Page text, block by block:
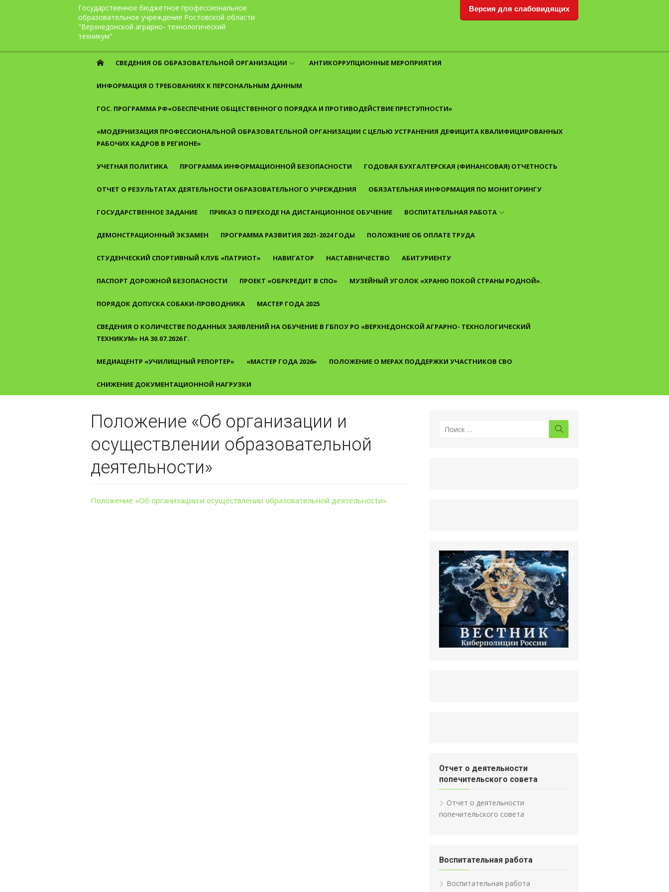
Перейти к содержаниюГосударственное бюджетное профессиональное
образовательное учреждение Ростовской области
"Верхнедонской аграрно- технологический
техникум"
Версия для слабовидящих
СВЕДЕНИЯ ОБ ОБРАЗОВАТЕЛЬНОЙ ОРГАНИЗАЦИИ АНТИКОРРУПЦИОННЫЕ МЕРОПРИЯТИЯ
ИНФОРМАЦИЯ О ТРЕБОВАНИЯХ К ПЕРСОНАЛЬНЫМ ДАННЫМ
ГОС. ПРОГРАММА РФ«ОБЕСПЕЧЕНИЕ ОБЩЕСТВЕННОГО ПОРЯДКА И ПРОТИВОДЕЙСТВИЕ ПРЕСТУПНОСТИ»
«МОДЕРНИЗАЦИЯ ПРОФЕССИОНАЛЬНОЙ ОБРАЗОВАТЕЛЬНОЙ ОРГАНИЗАЦИИ С ЦЕЛЬЮ УСТРАНЕНИЯ ДЕФИЦИТА КВАЛИФИЦИРОВАННЫХ
РАБОЧИХ КАДРОВ В РЕГИОНЕ»
УЧЕТНАЯ ПОЛИТИКА ПРОГРАММА ИНФОРМАЦИОННОЙ БЕЗОПАСНОСТИ ГОДОВАЯ БУХГАЛТЕРСКАЯ (ФИНАНСОВАЯ) ОТЧЕТНОСТЬ
ОТЧЕТ О РЕЗУЛЬТАТАХ ДЕЯТЕЛЬНОСТИ ОБРАЗОВАТЕЛЬНОГО УЧРЕЖДЕНИЯ ОБЯЗАТЕЛЬНАЯ ИНФОРМАЦИЯ ПО МОНИТОРИНГУ
ГОСУДАРСТВЕННОЕ ЗАДАНИЕ ПРИКАЗ О ПЕРЕХОДЕ НА ДИСТАНЦИОННОЕ ОБУЧЕНИЕ ВОСПИТАТЕЛЬНАЯ РАБОТА
ДЕМОНСТРАЦИОННЫЙ ЭКЗАМЕН ПРОГРАММА РАЗВИТИЯ 2021-2024 ГОДЫ ПОЛОЖЕНИЕ ОБ ОПЛАТЕ ТРУДА
СТУДЕНЧЕСКИЙ СПОРТИВНЫЙ КЛУБ «ПАТРИОТ» НАВИГАТОР НАСТАВНИЧЕСТВО АБИТУРИЕНТУ
ПАСПОРТ ДОРОЖНОЙ БЕЗОПАСНОСТИ ПРОЕКТ «ОБРКРЕДИТ В СПО» МУЗЕЙНЫЙ УГОЛОК «ХРАНЮ ПОКОЙ СТРАНЫ РОДНОЙ».
ПОРЯДОК ДОПУСКА СОБАКИ-ПРОВОДНИКА МАСТЕР ГОДА 2025
СВЕДЕНИЯ О КОЛИЧЕСТВЕ ПОДАННЫХ ЗАЯВЛЕНИЙ НА ОБУЧЕНИЕ В ГБПОУ РО «ВЕРХНЕДОНСКОЙ АГРАРНО- ТЕХНОЛОГИЧЕСКИЙ
ТЕХНИКУМ» НА 30.07.2026 Г.
МЕДИАЦЕНТР «УЧИЛИЩНЫЙ РЕПОРТЕР» «МАСТЕР ГОДА 2026» ПОЛОЖЕНИЕ О МЕРАХ ПОДДЕРЖКИ УЧАСТНИКОВ СВО
СНИЖЕНИЕ ДОКУМЕНТАЦИОННОЙ НАГРУЗКИ
Положение «Об организации и
осуществлении образовательной
деятельности»
Положение «Об организации и осуществлении образовательной деятельности»
Отчет о деятельности
попечительского совета
Отчет о деятельности
попечительского совета
Воспитательная работа
Воспитательная работа